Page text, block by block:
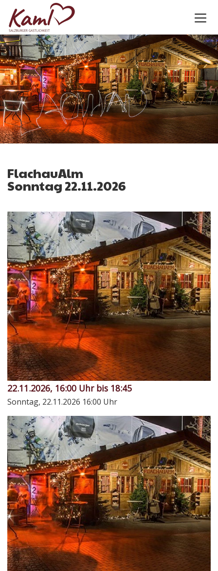
FlachauAlm
Sonntag 22.11.2026
22.11.2026, 16:00 Uhr bis 18:45
Sonntag, 22.11.2026 16:00 Uhr